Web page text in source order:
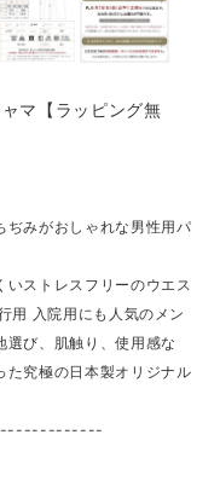
マ【ラッピング無
ぢみがおしゃれな男性用パ
ストレスフリーのウエス
用 入院用にも人気のメン
選び、肌触り、使用感な
た究極の日本製オリジナル